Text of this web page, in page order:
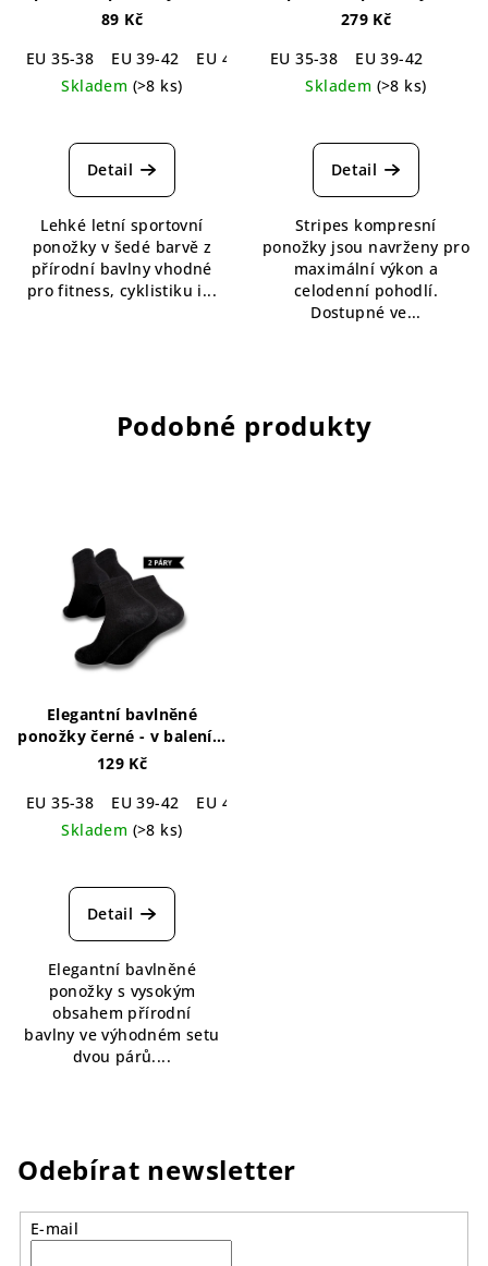
Noizy Grey Thin Summer
89 Kč
EU 35-38
EU 39-42 EU 43-46
EU 47-50
Skladem (>8 ks)
Detail
Lehké letní sportovní
ponožky v šedé barvě z
přírodní bavlny vhodné
pro fitness, cyklistiku i...
páry (Fitness Men)
Socks For Men - 3 pack
279 Kč
EU 35-38
EU 39-42
Skladem (>8 ks)
hodnocení
produktu
z
5
hvězdiček.
Detail
Stripes kompresní
ponožky jsou navrženy pro
maximální výkon a
celodenní pohodlí.
Dostupné ve...
Podobné produkty
Elegantní bavlněné
ponožky černé - v balení 2
Simply Cotton Black
129 Kč
EU 35-38
EU 39-42
EU 43-46
Skladem (>8 ks)
hodnocení
produktu
z
5
hvězdiček.
Detail
Elegantní bavlněné
ponožky s vysokým
obsahem přírodní
bavlny ve výhodném setu
dvou párů....
Odebírat newsletter
E-mail